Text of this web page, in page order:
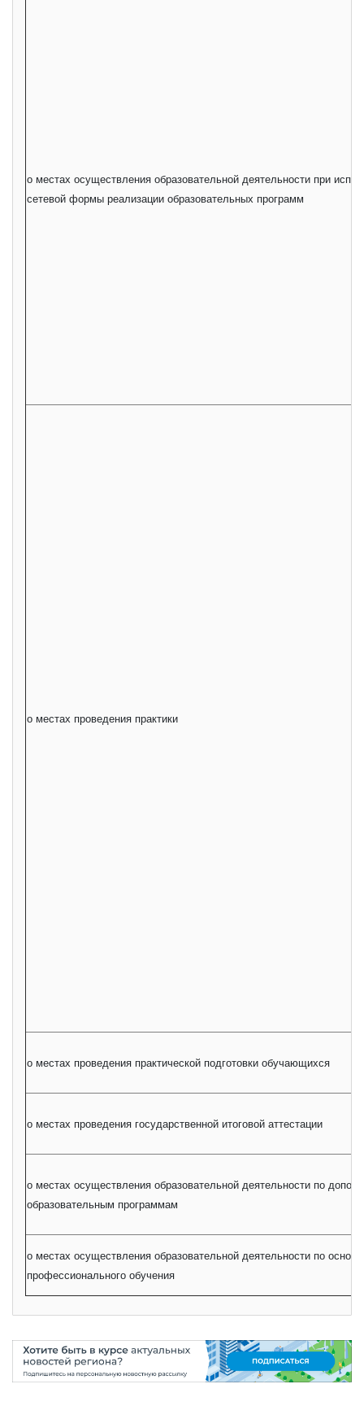
о местах осуществления образовательной деятельности при
сетевой формы реализации образовательных программ
о местах проведения практики
о местах проведения практической подготовки обучающихся
о местах проведения государственной итоговой аттестации
о местах осуществления образовательной деятельности по
образовательным программам
о местах осуществления образовательной деятельности по
профессионального обучения